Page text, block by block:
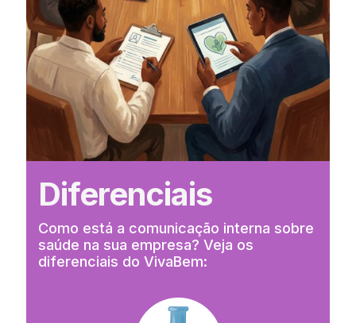
Diferenciais
Como está a comunicação interna sobre
saúde na sua empresa? Veja os
diferenciais do VivaBem: